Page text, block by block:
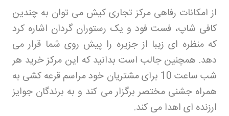
از امکانات رفاهی مرکز تجاری کیش می توان به چندین
کافی شاپ، فست فود و یک رستوران گردان اشاره کرد
که منظره ای زیبا از جزیره را پیش روی شما قرار می
دهد. همچنین جالب است بدانید که این مرکز خرید هر
شب ساعت 10 برای مشتریان خود مراسم قرعه کشی به
همراه جشنی مختصر برگزار می کند و به برندگان جوایز
ارزنده ای اهدا می کند.